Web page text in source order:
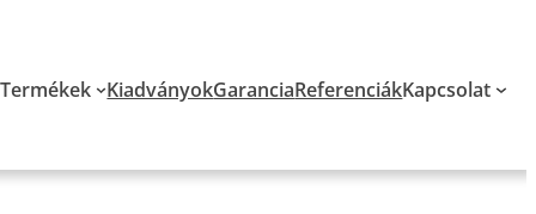
Termékek KiadványokGaranciaReferenciákKapcsolat